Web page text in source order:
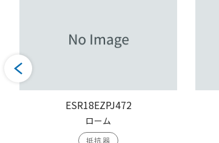
ESR18EZPJ472
ローム
抵抗器